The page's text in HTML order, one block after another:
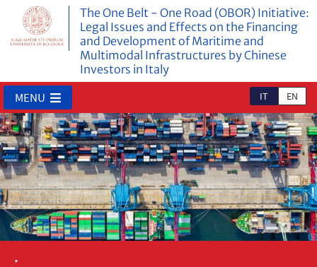
The One Belt - One Road (OBOR) Initiative:
Legal Issues and Effects on the Financing
and Development of Maritime and
Multimodal Infrastructures by Chinese
Investors in Italy
IT EN
MENU
....